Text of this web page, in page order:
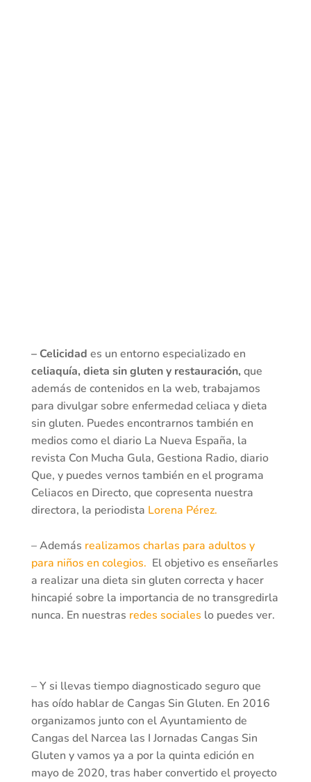
– Celicidad es un entorno especializado en
celiaquía, dieta sin gluten y restauración, que
además de contenidos en la web, trabajamos
para divulgar sobre enfermedad celiaca y dieta
sin gluten. Puedes encontrarnos también en
medios como el diario La Nueva España, la
revista Con Mucha Gula, Gestiona Radio, diario
Que, y puedes vernos también en el programa
Celiacos en Directo, que copresenta nuestra
directora, la periodista Lorena Pérez.
– Además realizamos charlas para adultos y
para niños en colegios. El objetivo es enseñarles
a realizar una dieta sin gluten correcta y hacer
hincapié sobre la importancia de no transgredirla
nunca. En nuestras redes sociales lo puedes ver.
– Y si llevas tiempo diagnosticado seguro que
has oído hablar de Cangas Sin Gluten. En 2016
organizamos junto con el Ayuntamiento de
Cangas del Narcea las I Jornadas Cangas Sin
Gluten y vamos ya a por la quinta edición en
mayo de 2020, tras haber convertido el proyecto